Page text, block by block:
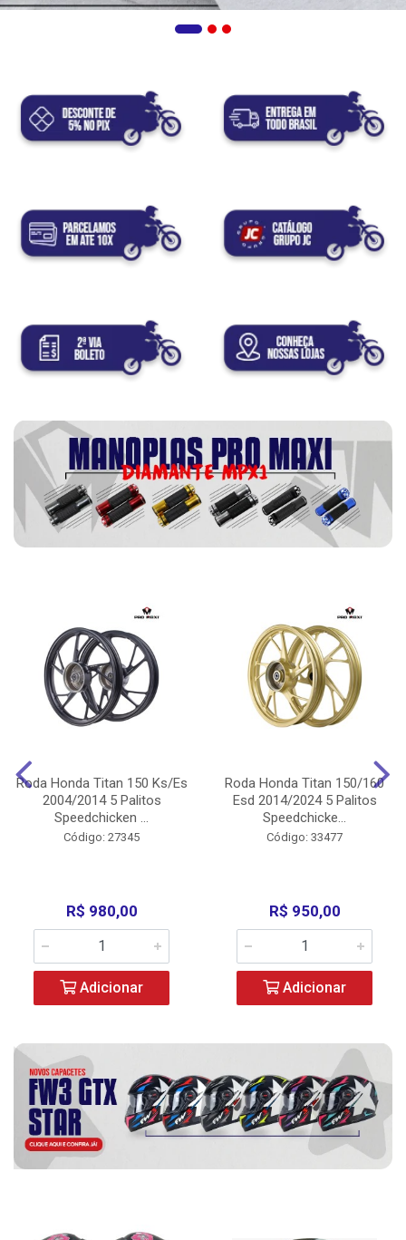
Roda Honda Titan 150 Ks/Es
2004/2014 5 Palitos
Speedchicken ...
Código: 27345
R$ 980,00
Adicionar
Roda Honda Titan 150/160
Esd 2014/2024 5 Palitos
Speedchicke...
Código: 33477
R$ 950,00
Adicionar